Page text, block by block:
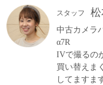
スタッフ
中古カメラ
α7R
IVで撮るの
買い替えま
してますま